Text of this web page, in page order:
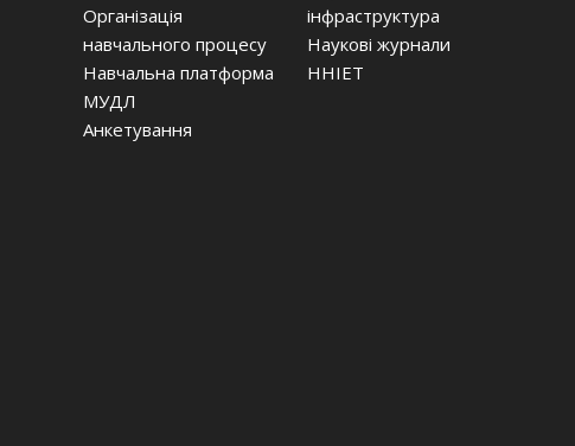
Організація
навчального процесу
Навчальна платформа
МУДЛ
Анкетування
інфраструктура
Наукові журнали
ННІЕТ